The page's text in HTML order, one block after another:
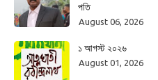
পতি
August 06, 2026
১ আগস্ট ২০২৬
August 01, 2026